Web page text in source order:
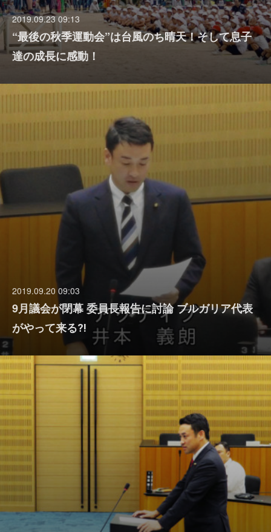
2019.09.23 09:13
“最後の秋季運動会”は台風のち晴天！そして息子
達の成長に感動！
2019.09.20 09:03
9月議会が閉幕 委員長報告に討論 ブルガリア代表
がやって来る⁈